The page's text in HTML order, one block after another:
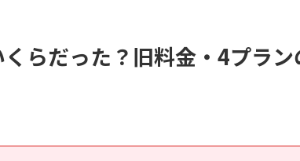
くらだった？旧料金・4プラ